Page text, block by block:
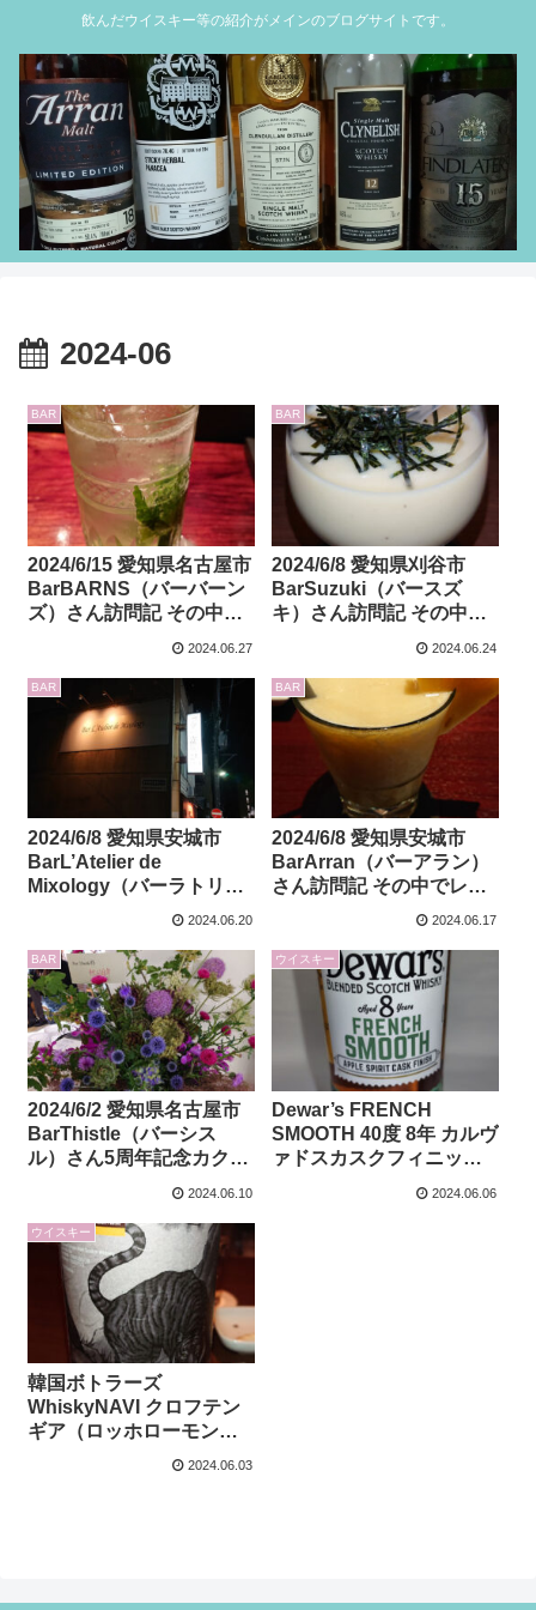
飲んだウイスキー等の紹介がメインのブログサイトです。
2024-06
BAR
2024/6/15 愛知県名古屋市
BarBARNS（バーバーン
ズ）さん訪問記 その中で
GoldenPromiseさんのス
トラスアイラと
WhiskyHOOPのリンドー
ズのレビューもあり
2024.06.27
BAR
2024/6/8 愛知県刈谷市
BarSuzuki（バースズ
キ）さん訪問記 その中で
ターのシークレットロー
ランド9年のレビューもあ
り
2024.06.24
BAR
2024/6/8 愛知県安城市
BarL’Atelier de
Mixology（バーラトリエ
デュ ミクソロジー）さん
2024.06.20
BAR
2024/6/8 愛知県安城市
BarArran（バーアラン）
さん訪問記 その中でレデ
ィオブザグレンのブレア
り
2024.06.17
BAR
2024/6/2 愛知県名古屋市
BarThistle（バーシス
ル）さん5周年記念カクテ
2024.06.10
ウイスキー
Dewar’s FRENCH
SMOOTH 40度 8年 カルヴ
ァドスカスクフィニッシ
2024.06.06
ウイスキー
韓国ボトラーズ
WhiskyNAVI クロフテン
ギア（ロッホローモン
ド）、2007年蒸留、15
2024.06.03